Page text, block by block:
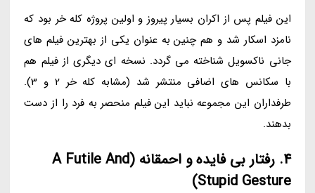
این فیلم پس از اکران بسیار پیروز و اولین پروژه کله خر بود که
نامزد اسکار شد و هم چنین به عنوان یکی از بهترین فیلم های
جانی ناکسویل شناخته می گردد. نسخه ای دیگری از فیلم هم
با سکانس های اضافی منتشر شد (مشابه کله خر 2 و 3).
طرفداران این مجموعه نباید این فیلم منحصر به فرد را از دست
بدهند.
4. رفتار بی فایده و احمقانه (A Futile And
Stupid Gesture)